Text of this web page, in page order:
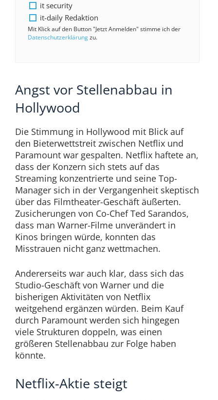
it security
it-daily Redaktion
Mit Klick auf den Button "Jetzt Anmelden" stimme ich der
Datenschutzerklärungzu.
Angst vor Stellenabbau in
Hollywood
Die Stimmung in Hollywood mit Blick auf
den Bieterwettstreit zwischen Netflix und
Paramount war gespalten. Netflix haftete an,
dass der Konzern sich stets auf das
Streaming konzentrierte und seine Top-
Manager sich in der Vergangenheit skeptisch
über das Filmtheater-Geschäft äußerten.
Zusicherungen von Co-Chef Ted Sarandos,
dass man Warner-Filme unverändert in
Kinos bringen würde, konnten das
Misstrauen nicht ganz wettmachen.
Andererseits war auch klar, dass sich das
Studio-Geschäft von Warner und die
bisherigen Aktivitäten von Netflix
weitgehend ergänzen würden. Beim Kauf
durch Paramount werden sich hingegen
viele Strukturen doppeln, was einen
größeren Stellenabbau zur Folge haben
könnte.
Netflix-Aktie steigt